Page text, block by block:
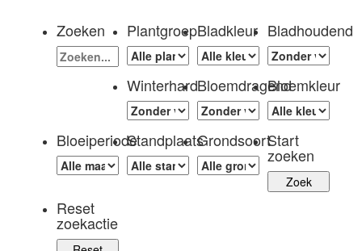
Zoeken PlantgroepBladkleur Bladhoudend
WinterhardBloemdragendBloemkleur
BloeiperiodeStandplaatsGrondsoortStart
zoeken
Reset
zoekactie